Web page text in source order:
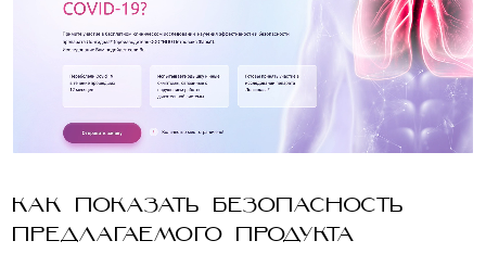
КАК ПОКАЗАТЬ БЕЗОПАСНОСТЬ
ПРЕДЛАГАЕМОГО ПРОДУКТА